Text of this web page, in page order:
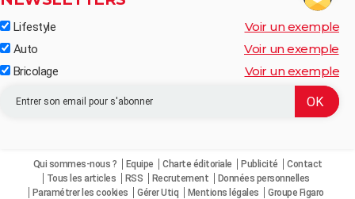
Lifestyle Voir un exemple
Auto Voir un exemple
Bricolage Voir un exemple
Qui sommes-nous ? Equipe Charte éditoriale Publicité
Contact
Tous les articles
RSS Recrutement
Données personnelles
Paramétrer les cookies
Gérer Utiq Mentions légales Groupe Figaro